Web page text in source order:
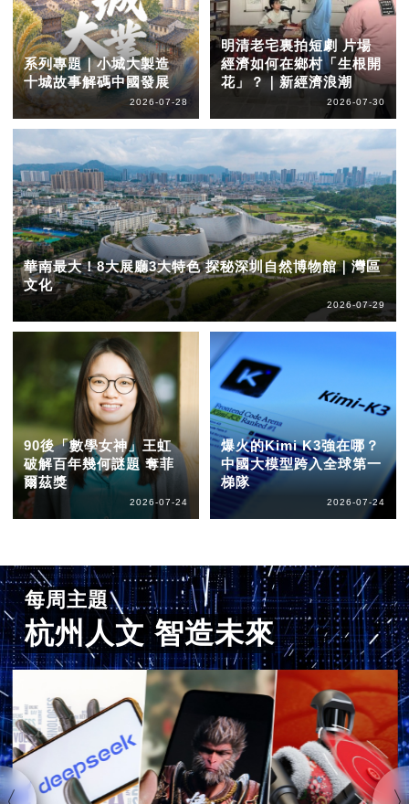
系列專題｜小城大製造
十城故事解碼中國發展
2026-07-28
明清老宅裏拍短劇 片場
經濟如何在鄉村「生根開
花」？｜新經濟浪潮
2026-07-30
華南最大！8大展廳3大特色 探秘深圳自然博物館｜灣區
文化
2026-07-29
90後「數學女神」王虹
破解百年幾何謎題 奪菲
爾茲獎
2026-07-24
爆火的Kimi K3強在哪？
中國大模型跨入全球第一
梯隊
2026-07-24
每周主題
杭州人文 智造未來